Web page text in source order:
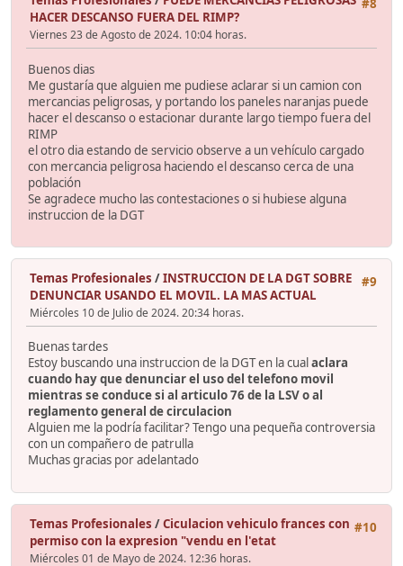
#8
HACER DESCANSO FUERA DEL RIMP?
Viernes 23 de Agosto de 2024. 10:04 horas.
Buenos dias
Me gustaría que alguien me pudiese aclarar si un camion con
mercancias peligrosas, y portando los paneles naranjas puede
hacer el descanso o estacionar durante largo tiempo fuera del
RIMP
el otro dia estando de servicio observe a un vehículo cargado
con mercancia peligrosa haciendo el descanso cerca de una
población
Se agradece mucho las contestaciones o si hubiese alguna
instruccion de la DGT
#9
Temas Profesionales /INSTRUCCION DE LA DGT SOBRE
DENUNCIAR USANDO EL MOVIL. LA MAS ACTUAL
Miércoles 10 de Julio de 2024. 20:34 horas.
Buenas tardes
Estoy buscando una instruccion de la DGT en la cualaclara
cuando hay que denunciar el uso del telefono movil
mientras se conduce si al articulo 76 de la LSV o al
reglamento general de circulacion
Alguien me la podría facilitar? Tengo una pequeña controversia
con un compañero de patrulla
Muchas gracias por adelantado
#10
Temas Profesionales /Ciculacion vehiculo frances con
permiso con la expresion "vendu en l'etat
Miércoles 01 de Mayo de 2024. 12:36 horas.